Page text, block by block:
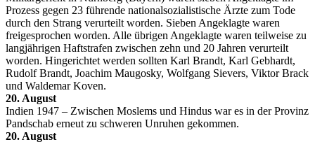
Prozess gegen 23 führende nationalsozialistische Ärzte zum Tode
durch den Strang verurteilt worden. Sieben Angeklagte waren
freigesprochen worden. Alle übrigen Angeklagte waren teilweise zu
langjährigen Haftstrafen zwischen zehn und 20 Jahren verurteilt
worden. Hingerichtet werden sollten Karl Brandt, Karl Gebhardt,
Rudolf Brandt, Joachim Maugosky, Wolfgang Sievers, Viktor Brack
und Waldemar Koven.
20. August
Indien 1947 – Zwischen Moslems und Hindus war es in der Provinz
Pandschab erneut zu schweren Unruhen gekommen.
20. August